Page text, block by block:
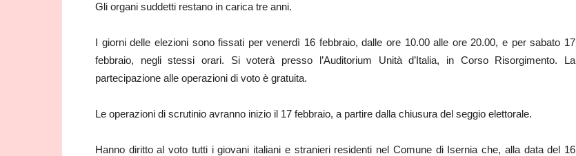
Gli organi suddetti restano in carica tre anni.
I giorni delle elezioni sono fissati per venerdì 16 febbraio, dalle ore 10.00 alle ore 20.00, e per sabato 17
febbraio, negli stessi orari. Si voterà presso l’Auditorium Unità d’Italia, in Corso Risorgimento. La
partecipazione alle operazioni di voto è gratuita.
Le operazioni di scrutinio avranno inizio il 17 febbraio, a partire dalla chiusura del seggio elettorale.
Hanno diritto al voto tutti i giovani italiani e stranieri residenti nel Comune di Isernia che, alla data del 16